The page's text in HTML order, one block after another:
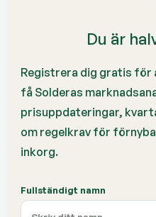
Du är
Registrera dig gratis för
få Solderas
prisuppdateringar,
om regelkrav för
inkorg.
Fullständigt namn